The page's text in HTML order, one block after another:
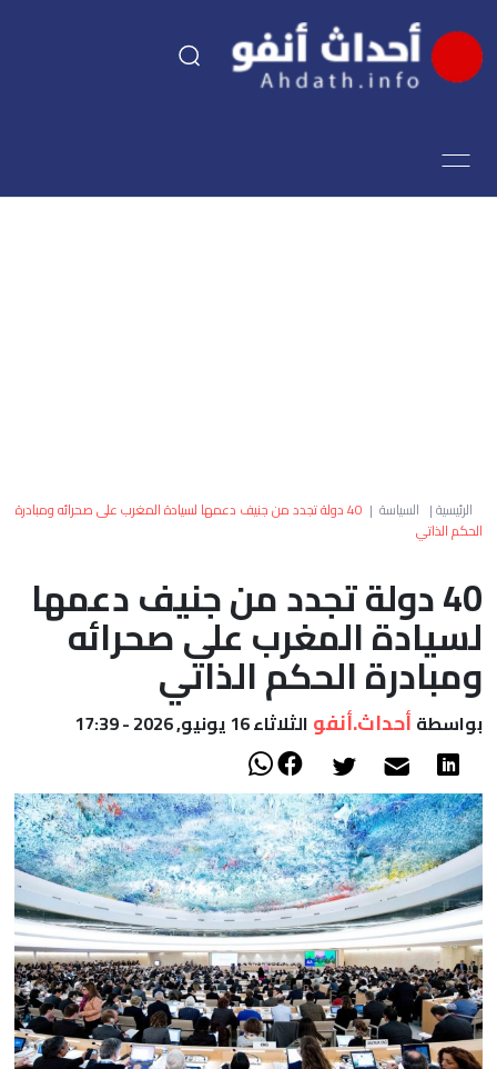
اقتصاد
العالم
الصحراء
الرئيسية| السياسة |
40 دولة تجدد من جنيف دعمها لسيادة المغرب على صحرائه ومبادرة
الحكم الذاتي
40 دولة تجدد من جنيف دعمها
لسيادة المغرب على صحرائه
ومبادرة الحكم الذاتي
بواسطة أحداث.أنفو الثلاثاء 16 يونيو, 2026 - 17:39